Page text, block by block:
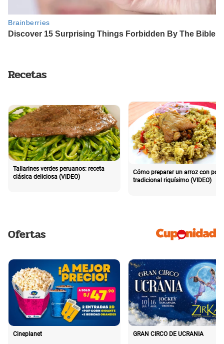
Recetas
Tallarines verdes peruanos: receta
clásica deliciosa (VIDEO)
Cómo preparar un arroz con pollo
tradicional riquísimo (VIDEO)
Ofertas
Cineplanet GRAN CIRCO DE UCRANIA